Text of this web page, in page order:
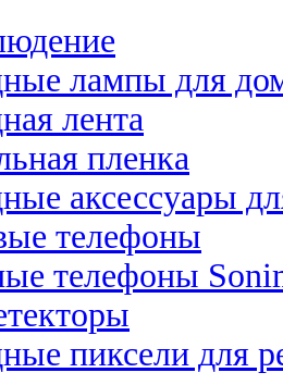
лампы для
лента
пленка
аксессуары
телефоны
телефоны
пиксели для